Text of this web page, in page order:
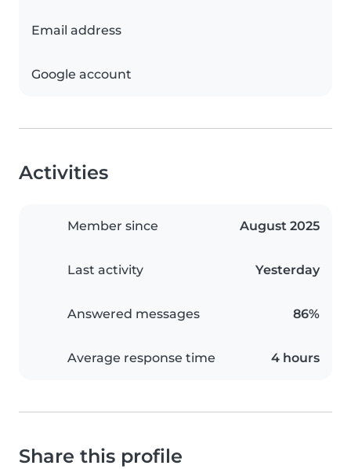
Email address
Google account
Activities
Member since August 2025
Last activity Yesterday
Answered messages 86%
Average response time 4 hours
Share this profile